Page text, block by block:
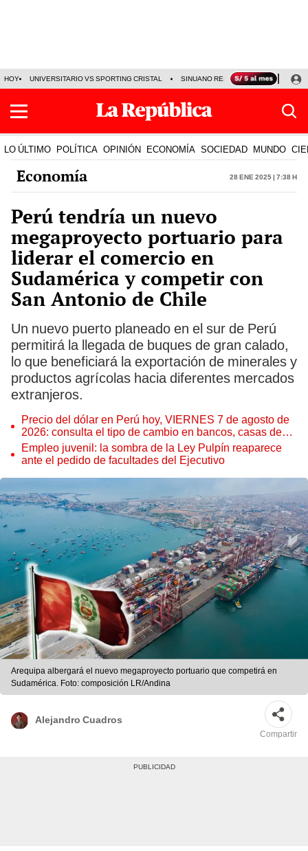
HOY UNIVERSITARIO VS SPORTING CRISTAL SINUANO RESULTADOS HOY
LO ÚLTIMO POLÍTICA OPINIÓN ECONOMÍA SOCIEDAD MUNDO
Economía 28 Ene 2025 | 7:38 h
Perú tendría un nuevo
megaproyecto portuario para
liderar el comercio en
Sudamérica y competir con
San Antonio de Chile
Un nuevo puerto planeado en el sur de Perú
permitirá la llegada de buques de gran calado,
lo que beneficiará la exportación de minerales y
productos agrícolas hacia diferentes mercados
extranjeros.
Precio del dólar en Perú hoy, VIERNES 7 de agosto de
2026: consulta el tipo de cambio en bancos, casas de
cambio y plataformas digitales
Empleo juvenil: la sombra de la Ley Pulpín reaparece
ante el pedido de facultades del Ejecutivo
Arequipa albergará el nuevo megaproyecto portuario que competirá en
Sudamérica. Foto: composición LR/Andina
Alejandro Cuadros
Compartir